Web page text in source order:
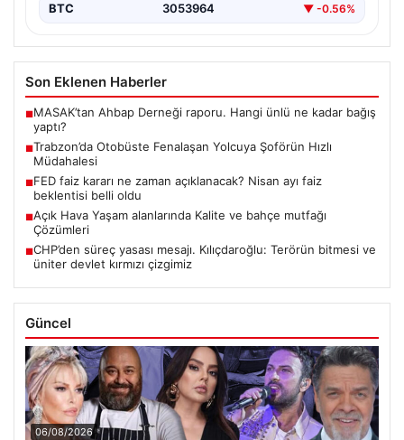
BTC 3053964 ▼ -0.56%
Son Eklenen Haberler
■MASAK’tan Ahbap Derneği raporu. Hangi ünlü ne kadar bağış
yaptı?
■Trabzon’da Otobüste Fenalaşan Yolcuya Şoförün Hızlı
Müdahalesi
■FED faiz kararı ne zaman açıklanacak? Nisan ayı faiz
beklentisi belli oldu
■Açık Hava Yaşam alanlarında Kalite ve bahçe mutfağı
Çözümleri
■CHP’den süreç yasası mesajı. Kılıçdaroğlu: Terörün bitmesi ve
üniter devlet kırmızı çizgimiz
Güncel
06/08/2026